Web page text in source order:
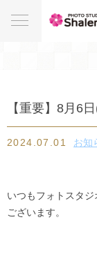
【重要】8月6
2024.07.01 お知
いつもフォトスタ
ございます。